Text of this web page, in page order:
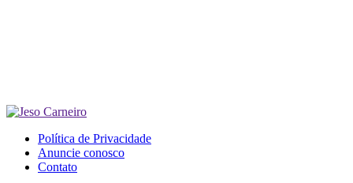
Política de Privacidade
Anuncie conosco
Contato